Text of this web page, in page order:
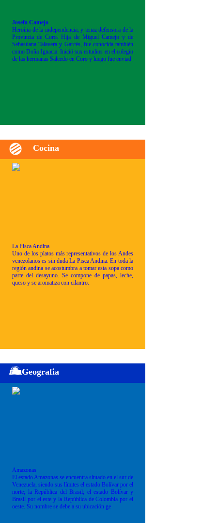
Josefa Camejo
Heroína de la independencia, y tenaz defensora de la
Provincia de Coro. Hija de Miguel Camejo y de
Sebastiana Talavera y Garcés, fue conocida también
como Doña Ignacia. Inició sus estudios en el colegio
de las hermanas Salcedo en Coro y luego fue enviad
Cocina
La Pisca Andina
Uno de los platos más representativos de los Andes
venezolanos es sin duda La Pisca Andina. En toda la
región andina se acostumbra a tomar esta sopa como
parte del desayuno. Se compone de papas, leche,
queso y se aromatiza con cilantro.
Geografia
Amazonas
El estado Amazonas se encuentra situado en el sur de
Venezuela, siendo sus límites el estado Bolívar por el
norte; la República del Brasil; el estado Bolívar y
Brasil por el este y la República de Colombia por el
oeste. Su nombre se debe a su ubicación ge